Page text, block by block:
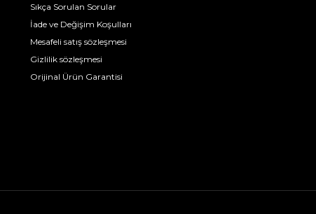
Sıkça Sorulan Sorular
İade ve Değişim Koşulları
Mesafeli satış sözleşmesi
Gizlilik sözleşmesi
Orijinal Ürün Garantisi